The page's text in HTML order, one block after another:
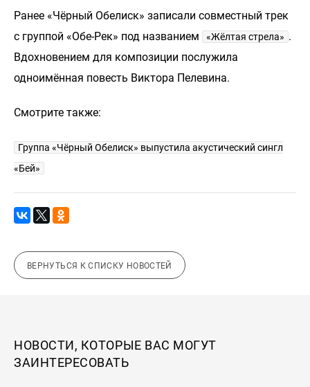
Ранее «Чёрный Обелиск» записали совместный трек
с группой «Обе-Рек» под названием
«Жёлтая стрела» .
Вдохновением для композиции послужила
одноимённая повесть Виктора Пелевина.
Смотрите также:
Группа «Чёрный Обелиск» выпустила акустический сингл
«Бей»
ВЕРНУТЬСЯ К СПИСКУ НОВОСТЕЙ
НОВОСТИ, КОТОРЫЕ ВАС МОГУТ
ЗАИНТЕРЕСОВАТЬ